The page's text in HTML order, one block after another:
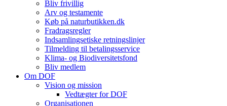
Bliv frivillig
Arv og testamente
Køb på naturbutikken.dk
Fradragsregler
Indsamlingsetiske retningslinjer
Tilmelding til betalingsservice
Klima- og Biodiversitetsfond
Bliv medlem
Om DOF
Vision og mission
Vedtægter for DOF
Organisationen